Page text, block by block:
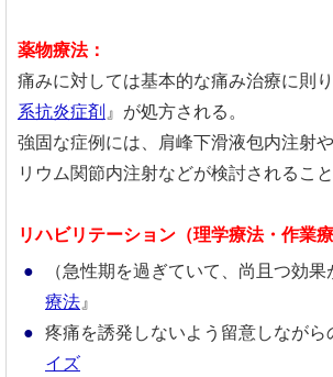
薬物療法：
痛みに対しては基本的な痛み治療に則
系抗炎症剤』が処方される。
強固な症例には、肩峰下滑液包内注射
リウム関節内注射などが検討されること
リハビリテーション（理学療法・作業
（急性期を過ぎていて、尚且つ効
療法』
疼痛を誘発しないよう留意しながら
イズ